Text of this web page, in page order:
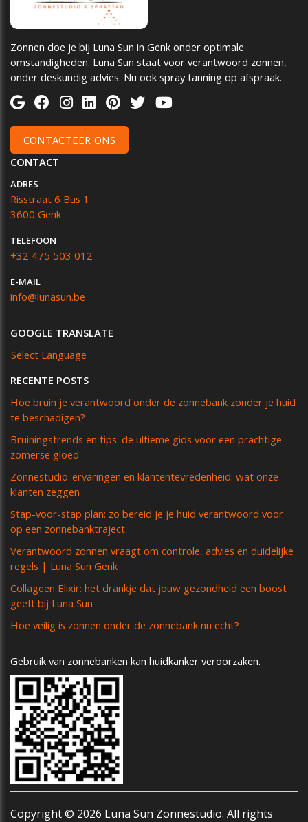
Zonnen doe je bij Luna Sun in Genk onder optimale
omstandigheden. Luna Sun staat voor verantwoord zonnen,
onder deskundig advies. Nu ook spray tanning op afspraak.
CONTACTEER ONS
CONTACT
ADRES
Risstraat 6 Bus 1
3600 Genk
TELEFOON
+32 475 503 012
E-MAIL
info@lunasun.be
GOOGLE TRANSLATE
Select Language
RECENTE POSTS
Hoe bruin je verantwoord onder de zonnebank zonder je huid
te beschadigen?
Bruiningstrends en tips: de ultieme gids voor een prachtige
zomerse gloed
Zonnestudio-ervaringen en klantentevredenheid: wat onze
klanten zeggen
Stap-voor-stap plan: zo bereid je je huid verantwoord voor
op een zonnebanktraject
Verantwoord zonnen vraagt om controle, advies en duidelijke
regels | Luna Sun Genk
Collageen Elixir: het drankje dat jouw gezondheid een boost
geeft bij Luna Sun
Hoe veilig is zonnen onder de zonnebank nu echt?
Gebruik van zonnebanken kan huidkanker veroorzaken.
Copyright © 2026 Luna Sun Zonnestudio. All rights